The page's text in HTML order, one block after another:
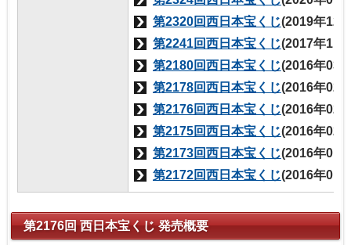
第2320回西日本宝くじ(2019年12
第2241回西日本宝くじ(2017年11
第2180回西日本宝くじ(2016年03
第2178回西日本宝くじ(2016年02
第2176回西日本宝くじ(2016年02
第2175回西日本宝くじ(2016年02
第2173回西日本宝くじ(2016年01
第2172回西日本宝くじ(2016年01
第2176回 西日本宝くじ 発売概要